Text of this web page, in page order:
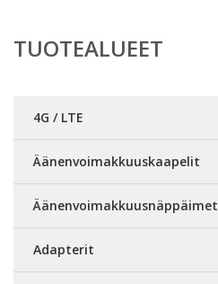
TUOTEALUEET
4G / LTE
Äänenvoimakkuuskaapelit
Äänenvoimakkuusnäppäimet
Adapterit